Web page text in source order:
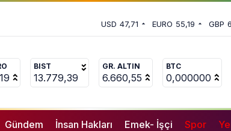
USD 47,71 EURO 55,19 GBP
BIST
13.779,39
GR. ALTIN
6.660,55
BTC
0,000000
Gündem İnsan Hakları Emek- İşçi Spor
genişletti